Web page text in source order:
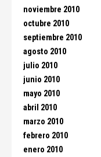
noviembre 2010
octubre 2010
septiembre 2010
agosto 2010
julio 2010
junio 2010
mayo 2010
abril 2010
marzo 2010
febrero 2010
enero 2010